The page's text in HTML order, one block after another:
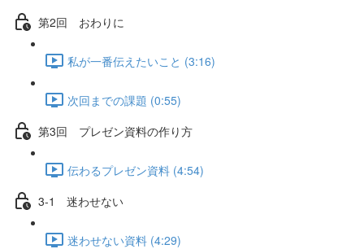
第2回 おわりに
私が一番伝えたいこと (3:16)
次回までの課題 (0:55)
第3回 プレゼン資料の作り方
伝わるプレゼン資料 (4:54)
3-1 迷わせない
迷わせない資料 (4:29)